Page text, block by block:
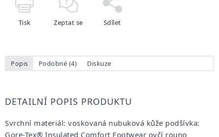
Tisk Zeptat se Sdílet
Popis Podobné (4) Diskuze
DETAILNÍ POPIS PRODUKTU
Svrchní materiál: voskovaná nubuková kůže podšívka:
Gore-Tex® Insulated Comfort Footwear ovčí rouno